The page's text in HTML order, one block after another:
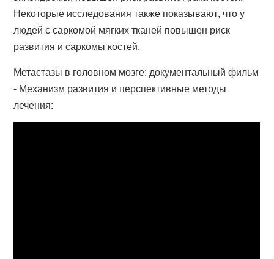
Некоторые исследования также показывают, что у
людей с саркомой мягких тканей повышен риск
развития и саркомы костей.
Метастазы в головном мозге: документальный фильм
- Механизм развития и перспективные методы
лечения: